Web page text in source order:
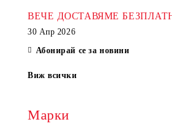
ВЕЧЕ ДОСТАВЯМЕ
30 Апр 2026
Абонирай се за новини
Виж всички
Марки